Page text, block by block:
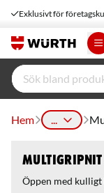
Exklusivt för
Hem ...
Multigripnit
Öppen med